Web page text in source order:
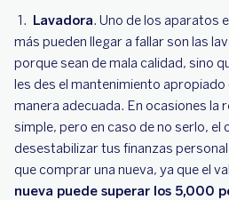
Lavadora. Uno de los aparatos
más pueden llegar a fallar son las
porque sean de mala calidad, sino
les des el mantenimiento apropiado
manera adecuada. En ocasiones la
simple, pero en caso de no serlo, el
desestabilizar tus finanzas
que comprar una nueva, ya que el
nueva puede superar los 5,000